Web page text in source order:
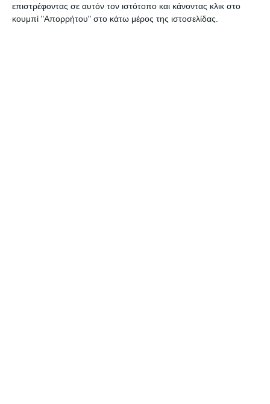
επιστρέφοντας σε αυτόν τον ιστότοπο και κάνοντας κλικ στο
κουμπί "Απορρήτου" στο κάτω μέρος της ιστοσελίδας.
ΖΗΤΕΙΤΑΙ ΠΡΟΣΩΠΙΚΟ